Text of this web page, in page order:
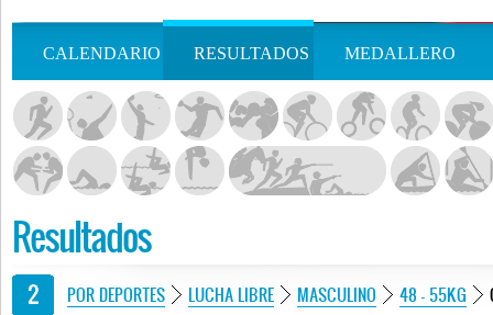
CALENDARIO RESULTADOS MEDALLERO
Resultados
POR DEPORTES LUCHA LIBRE MASCULINO 48 - 55KG